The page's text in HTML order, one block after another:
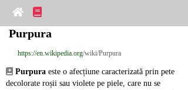
Purpura
https://en.wikipedia.org/wiki/Purpura
Purpura este o afecțiune caracterizată prin pete
decolorate roșii sau violete pe piele, care nu se